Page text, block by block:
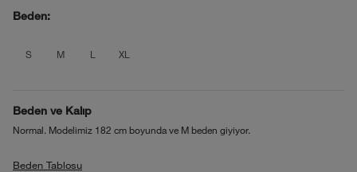
Beden:
S M L XL
Beden ve Kalıp
Normal. Modelimiz 182 cm boyunda ve M beden giyiyor.
Beden Tablosu